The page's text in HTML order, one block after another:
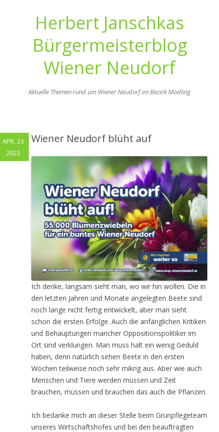
Herbert Janschkas
Bürgermeisterblog
Wiener Neudorf
Aktuelle Themen rund um Wiener Neudorf im Bezirk Mödling
Wiener Neudorf blüht auf
Ich denke, langsam sieht man, wo wir hin wollen. Die in
den letzten Jahren und Monate angelegten Beete sind
noch lange nicht fertig entwickelt, aber man sieht
schon die ersten Erfolge. Auch die anfänglichen Kritiken
und Behauptungen mancher Oppositionspolitiker im
Ort sind verklungen. Man muss halt ein wenig Geduld
haben, denn natürlich sehen Beete in den ersten
Wochen teilweise noch sehr mikrig aus. Aber wie auch
Menschen und Tiere werden müssen und Zeit
brauchen, müssen und brauchen das auch die Pflanzen.
Ich bedanke mich an dieser Stelle beim Grünpflegeteam
unseres Wirtschaftshofes und bei den beauftragten
APR. 23
2023